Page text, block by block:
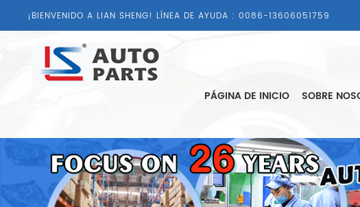
¡BIENVENIDO A LIAN SHENG! LÍNEA DE AYUDA : 0086-13606051759
PÁGINA DE INICIO SOBRE